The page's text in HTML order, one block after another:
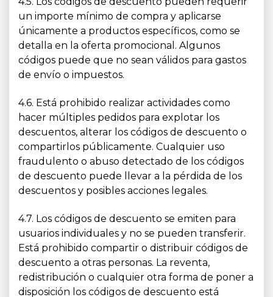
un importe mínimo de compra y aplicarse
únicamente a productos específicos, como se
detalla en la oferta promocional. Algunos
códigos puede que no sean válidos para gastos
de envío o impuestos.
4.6. Está prohibido realizar actividades como
hacer múltiples pedidos para explotar los
descuentos, alterar los códigos de descuento o
compartirlos públicamente. Cualquier uso
fraudulento o abuso detectado de los códigos
de descuento puede llevar a la pérdida de los
descuentos y posibles acciones legales.
4.7. Los códigos de descuento se emiten para
usuarios individuales y no se pueden transferir.
Está prohibido compartir o distribuir códigos de
descuento a otras personas. La reventa,
redistribución o cualquier otra forma de poner a
disposición los códigos de descuento está